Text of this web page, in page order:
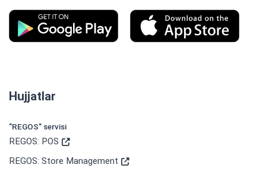
Hujjatlar
"REGOS" servisi
REGOS: POS
REGOS: Store Management